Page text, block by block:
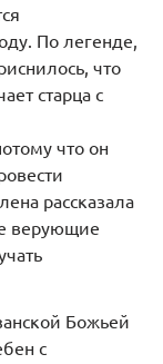
По легенде,
что
старца с
что он
рассказала
верующие
Божьей
с